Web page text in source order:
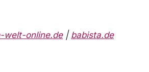
welt-online.de| babista.de